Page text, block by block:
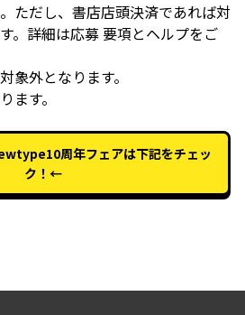
ただし、書店店頭決済であれば対
。詳細は応募 要項とヘルプをご
象外となります。
ます。
周年フェアは下記をチェッ
ク！←
る
る